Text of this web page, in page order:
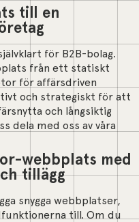
till en
för B2B-bolag.
från ett statiskt
för affärsdriven
och strategiskt för att
och långsiktig
dela med oss av våra
webbplats med
tillägg
snygga webbplatser,
till. Om du